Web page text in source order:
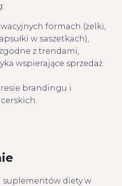
formach (żelki,
w saszetkach),
z trendami,
wspierające sprzedaż
brandingu i
suplementów diety w